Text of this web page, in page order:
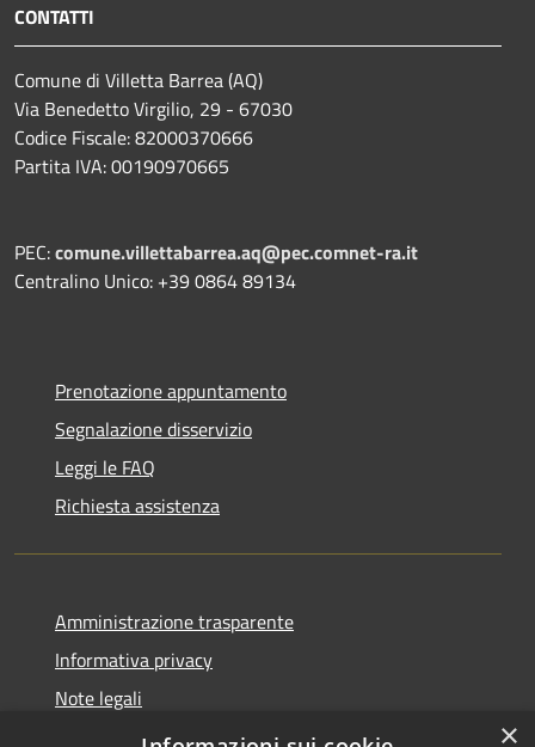
CONTATTI
Comune di Villetta Barrea (AQ)
Via Benedetto Virgilio, 29 - 67030
Codice Fiscale: 82000370666
Partita IVA: 00190970665
PEC:comune.villettabarrea.aq@pec.comnet-ra.it
Centralino Unico: +39 0864 89134
Prenotazione appuntamento
Segnalazione disservizio
Leggi le FAQ
Richiesta assistenza
Amministrazione trasparente
Informativa privacy
Note legali
Dichiarazione di accessibilità
×